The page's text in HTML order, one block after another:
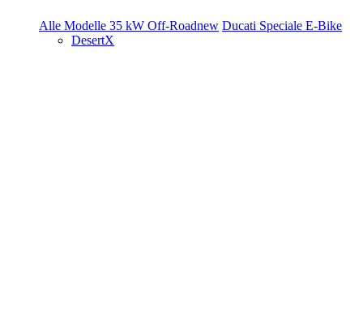
Alle Modelle 35 kW Off-Roadnew Ducati Speciale E-Bike
DesertX